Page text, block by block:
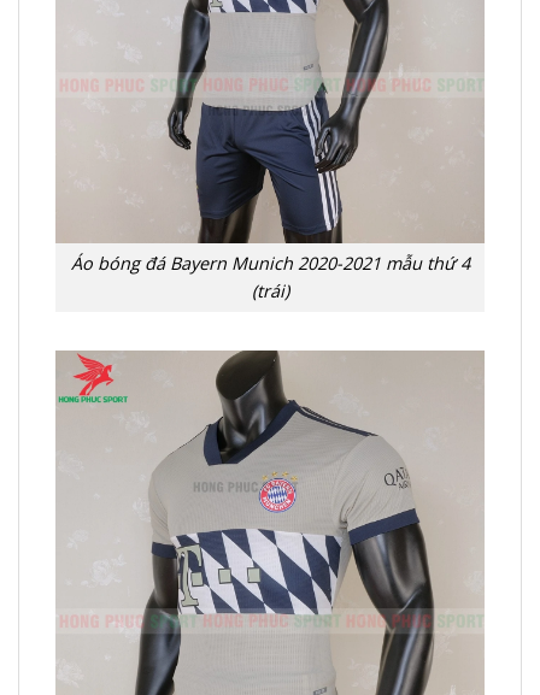
Áo bóng đá Bayern Munich 2020-2021 mẫu thứ 4
(trái)